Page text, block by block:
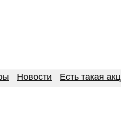
Новости Есть такая